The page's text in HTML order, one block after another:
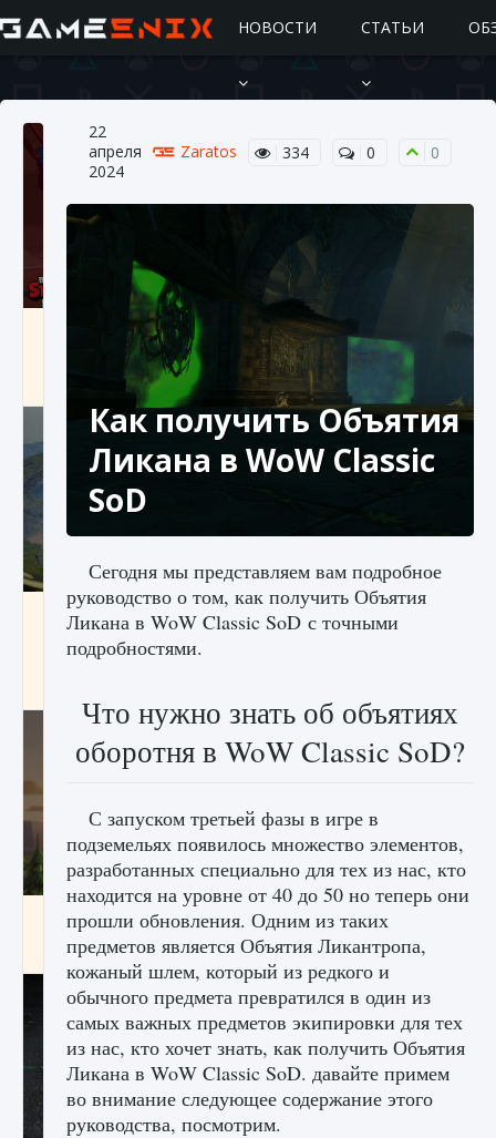
НОВОСТИ СТАТЬИ
Подробное руководство по получению
самоцветов Brawl Stars
10 августа 2024 2 685
Как исправить ошибку Palworld «Идет
сохранение мира — Невозможно начать
сохранение данных мира»
Как заработать медали лиги Clash of Clans
9 августа 2024 2 599 0 1
22
апреля
2024
Zaratos 334 0 0
Как получить Объятия
Ликана в WoW Classic
SoD
Сегодня мы представляем вам подробное
руководство о том, как получить Объятия
Ликана в WoW Classic SoD с точными
подробностями.
Что нужно знать об объятиях
оборотня в WoW Classic SoD?
С запуском третьей фазы в игре в
подземельях появилось множество элементов,
разработанных специально для тех из нас, кто
находится на уровне от 40 до 50 но теперь они
прошли обновления. Одним из таких
предметов является Объятия Ликантропа,
кожаный шлем, который из редкого и
обычного предмета превратился в один из
самых важных предметов экипировки для тех
из нас, кто хочет знать, как получить Объятия
Ликана в WoW Classic SoD. давайте примем
во внимание следующее содержание этого
руководства, посмотрим.